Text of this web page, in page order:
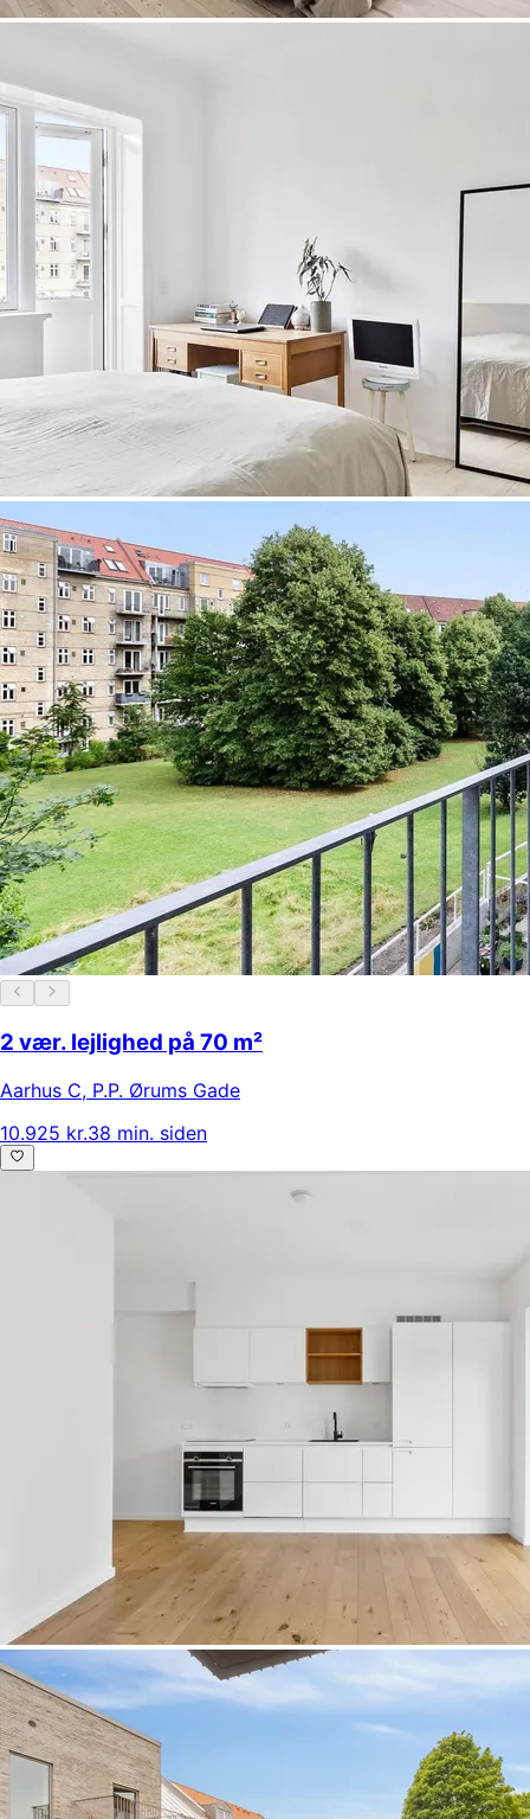
2 vær. lejlighed på 70 m²
Aarhus C, P.P. Ørums Gade
10.925 kr.38 min. siden